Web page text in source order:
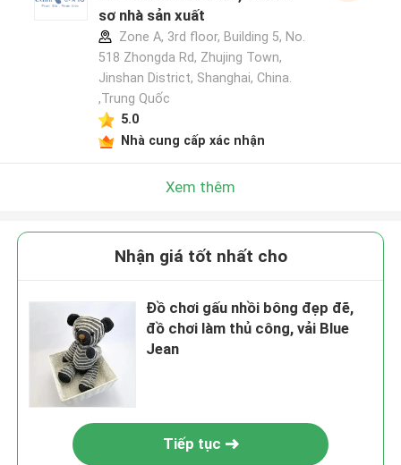
sơ nhà sản xuất
Zone A, 3rd floor, Building 5, No.
518 Zhongda Rd, Zhujing Town,
Jinshan District, Shanghai, China.
,Trung Quốc
5.0
Nhà cung cấp xác nhận
Xem thêm
Nhận giá tốt nhất cho
Đồ chơi gấu nhồi bông đẹp đẽ,
đồ chơi làm thủ công, vải Blue
Jean
Tiếp tục